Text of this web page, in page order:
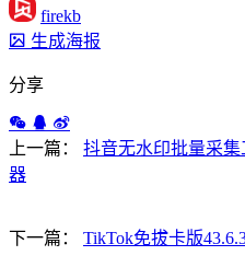
firekb
生成海报
分享
上一篇：
抖音无水印批量采
器
下一篇： TikTok免拔卡版